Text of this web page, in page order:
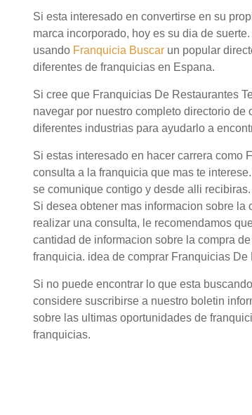
Si esta interesado en convertirse en su
marca incorporado, hoy es su dia de
usando Franquicia Buscar un popular
diferentes de franquicias en Espana.
Si cree que Franquicias De Restaurantes
navegar por nuestro completo directorio
diferentes industrias para ayudarlo a
Si estas interesado en hacer carrera como
consulta a la franquicia que mas te
se comunique contigo y desde alli
Si desea obtener mas informacion sobre
realizar una consulta, le recomendamos
cantidad de informacion sobre la compra
franquicia. idea de comprar Franquicias De
Si no puede encontrar lo que esta
considere suscribirse a nuestro boletin
sobre las ultimas oportunidades de
franquicias.